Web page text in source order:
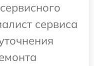
сервиса